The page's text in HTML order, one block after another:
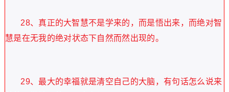
28、真正的大智慧不是学来的，而是悟出来，而绝对智
慧是在无我的绝对状态下自然而然出现的。
29、最大的幸福就是清空自己的大脑，有句话怎么说来